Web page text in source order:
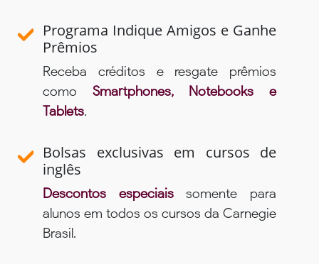
Programa Indique Amigos e Ganhe
Prêmios
Receba créditos e resgate prêmios
como Smartphones, Notebooks e
Tablets.
Bolsas exclusivas em cursos de
inglês
Descontos especiaissomente para
alunos em todos os cursos da Carnegie
Brasil.